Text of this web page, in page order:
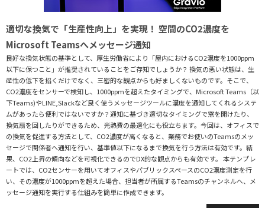
適切な換気で「生産性向上」を実現！ 空間のCO2濃度を
Microsoft Teamsへメッセージ通知
良好な換気状態の基準として、厚生労働省により「屋内におけるCO2濃度を1000ppm
以下に保つこと」が推奨されていることをご存知でしょうか？ 換気の悪い状態は、生
産性の低下を招くだけでなく、三密的な観点からも好ましくないものです。そこで、
CO2濃度をセンサーで検知し、1000ppmを超えたタイミングで、Microsoft Teams（以
下Teams)やLINE,Slackなど良く使うメッセージツールに濃度を通知してくれるシステ
ムがあったら便利ではないですか？通知に基づき適切なタイミングで窓を開けたり、
換気扇を回したりができるため、光熱費の最適化にも役立ちます。今回は、オフィスで
の換気を促進する方法として、CO2濃度が高くなると、業務でお使いのTeamsのメッ
セージで関係者へ通知を行い、基準値以下になるまで換気を行う方法は有効です。結
果、CO2上昇の傾向などを可視化できるのでDX的な観点からも有効です。 本テンプレ
ートでは、CO2センサーを用いてオフィスやパブリックスペースのCO2濃度測定を行
い、その濃度が1000ppmを超えた場合、担当者が所属するTeamsのチャンネルへ、メ
ッセージ通知を実行する仕組みを簡単に作成できます。